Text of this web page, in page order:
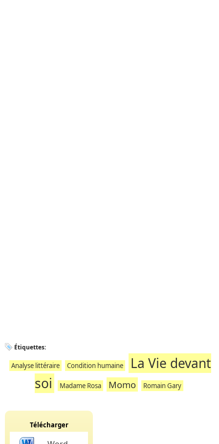
Étiquettes:
Analyse littéraire Condition humaine
La Vie devant
soi
Madame Rosa Momo Romain Gary
Télécharger